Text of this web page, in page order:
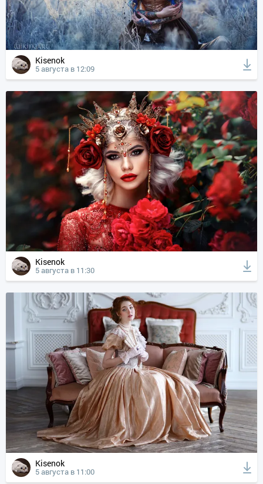
Kisenok
5 августа в 12:09
Kisenok
5 августа в 11:30
Kisenok
5 августа в 11:00